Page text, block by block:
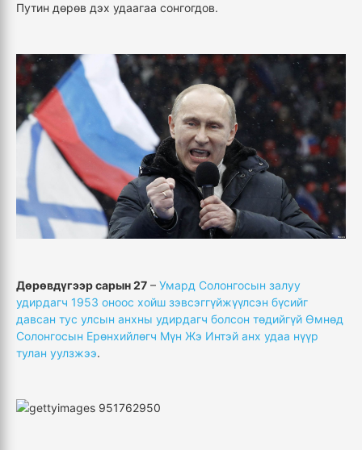
Путин дөрөв дэх удаагаа сонгогдов.
Дөрөвдүгээр сарын 27 – Умард Солонгосын залуу
удирдагч 1953 оноос хойш зэвсэггүйжүүлсэн бүсийг
давсан тус улсын анхны удирдагч болсон төдийгүй Өмнөд
Солонгосын Ерөнхийлөгч Мүн Жэ Интэй анх удаа нүүр
тулан уулзжээ.